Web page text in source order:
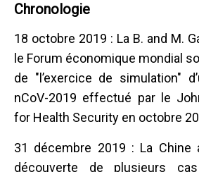
Chronologie
18 octobre 2019 : La B. and M.
le Forum économique mondial
de "l’exercice de simulation"
nCoV-2019 effectué par le
for Health Security en octobre
31 décembre 2019 : La Chine
découverte de plusieurs